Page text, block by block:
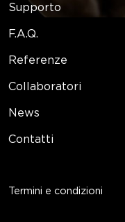
Supporto
F.A.Q.
Referenze
Collaboratori
News
Contatti
Termini e condizioni